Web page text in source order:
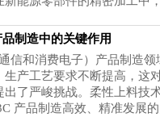
制造中的关键作用
信和消费电子）产品制造领
生产工艺要求不断提高，这
出了严峻挑战。柔性上料技
产品制造高效、精准发展的